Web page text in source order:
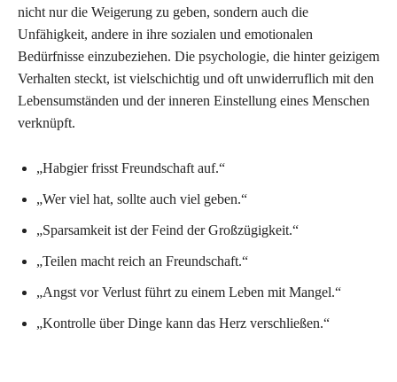
nicht nur die Weigerung zu geben, sondern auch die
Unfähigkeit, andere in ihre sozialen und emotionalen
Bedürfnisse einzubeziehen. Die psychologie, die hinter geizigem
Verhalten steckt, ist vielschichtig und oft unwiderruflich mit den
Lebensumständen und der inneren Einstellung eines Menschen
verknüpft.
„Habgier frisst Freundschaft auf.“
„Wer viel hat, sollte auch viel geben.“
„Sparsamkeit ist der Feind der Großzügigkeit.“
„Teilen macht reich an Freundschaft.“
„Angst vor Verlust führt zu einem Leben mit Mangel.“
„Kontrolle über Dinge kann das Herz verschließen.“